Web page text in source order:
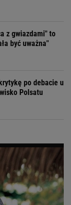
z gwiazdami" to
być uważna"
po debacie u
Polsatu